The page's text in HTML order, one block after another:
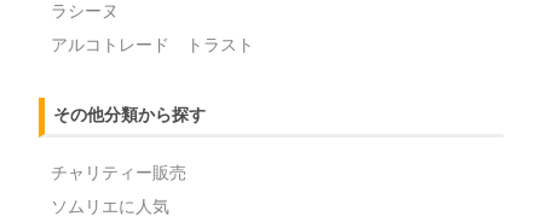
ラシーヌ
アルコトレード トラスト
その他分類から探す
チャリティー販売
ソムリエに人気